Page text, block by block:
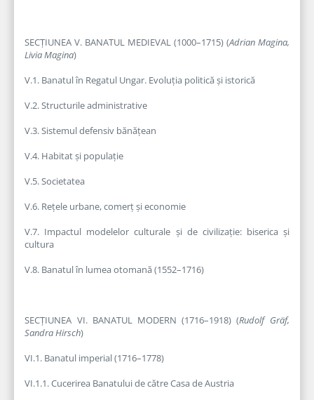
SECȚIUNEA V. BANATUL MEDIEVAL (1000–1715) (Adrian Magina,
Livia Magina)
V.1. Banatul în Regatul Ungar. Evoluția politică și istorică
V.2. Structurile administrative
V.3. Sistemul defensiv bănățean
V.4. Habitat și populație
V.5. Societatea
V.6. Rețele urbane, comerț și economie
V.7. Impactul modelelor culturale și de civilizație: biserica și
cultura
V.8. Banatul în lumea otomană (1552–1716)
SECȚIUNEA VI. BANATUL MODERN (1716–1918) (Rudolf Gräf,
Sandra Hirsch)
VI.1. Banatul imperial (1716–1778)
VI.1.1. Cucerirea Banatului de către Casa de Austria